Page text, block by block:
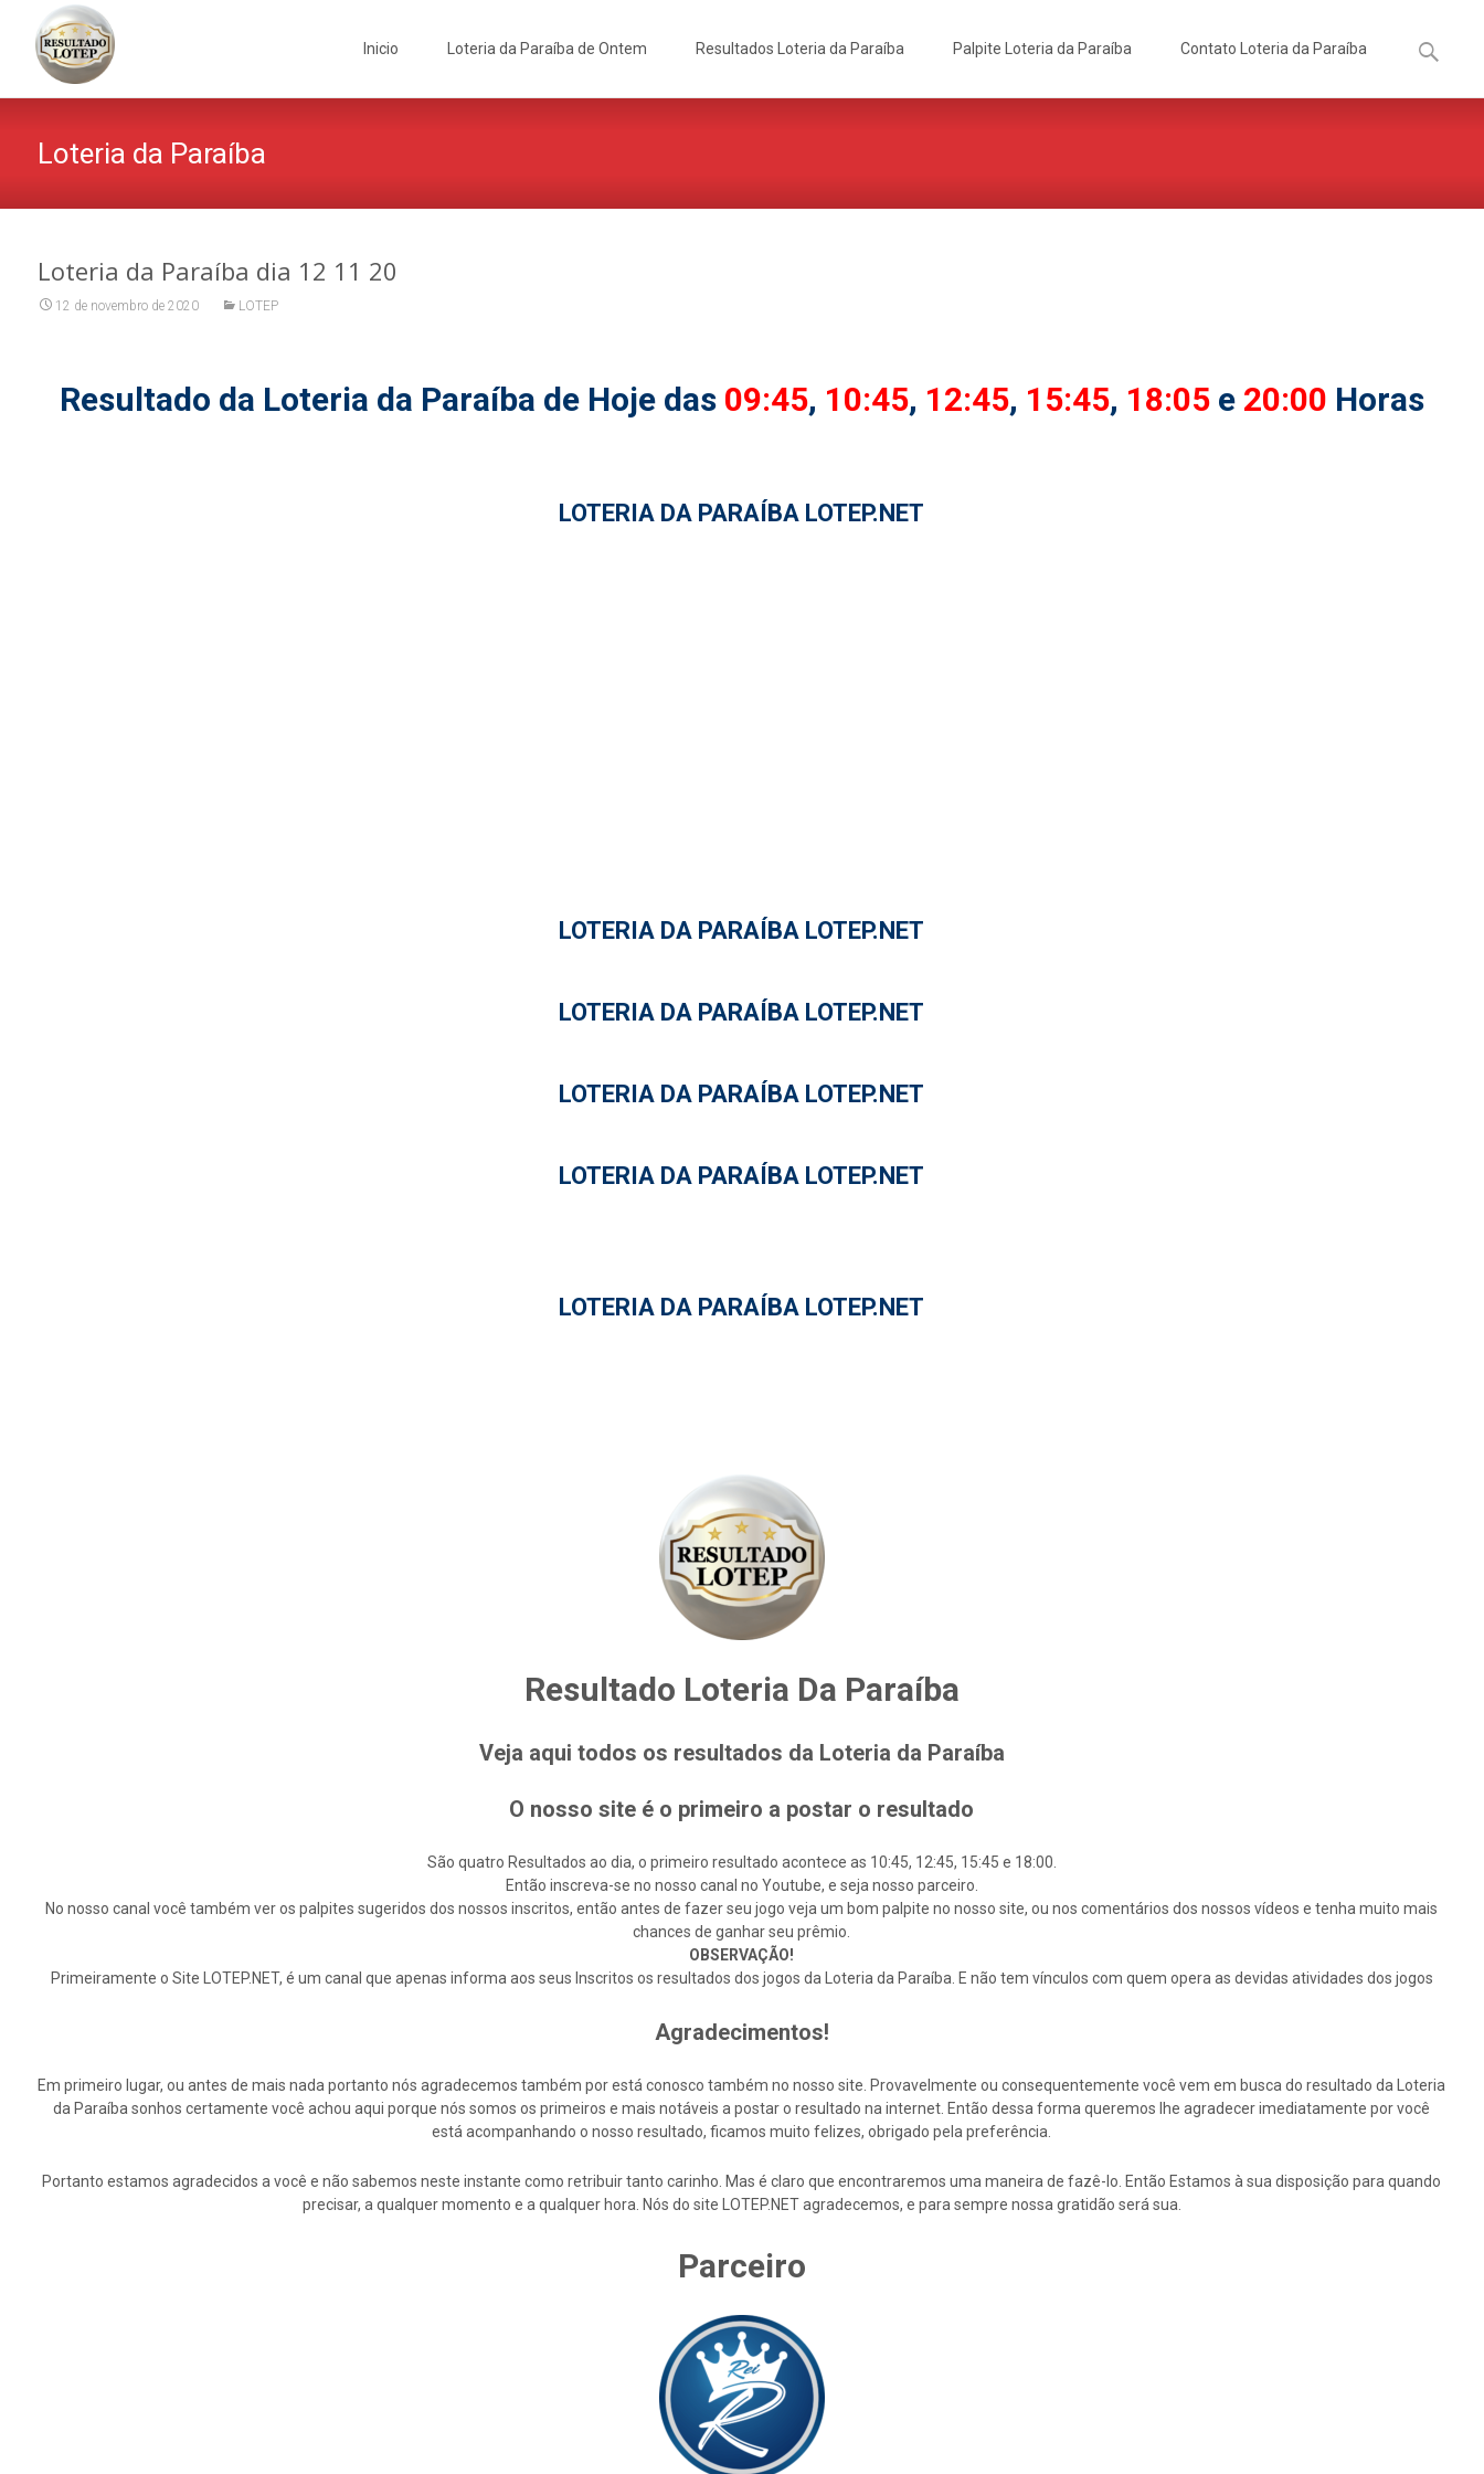
Inicio Loteria da Paraíba de Ontem Resultados Loteria da Paraíba Palpite Loteria da Paraíba Contato Loteria da Paraíba
por:
Loteria da Paraíba
Loteria da Paraíba dia 12 11 20
12 de novembro de 2020 LOTEP
Resultado da Loteria da Paraíba de Hoje das 09:45, 10:45, 12:45, 15:45, 18:05 e20:00 Horas
LOTERIA DA PARAÍBA LOTEP.NET
LOTERIA DA PARAÍBA LOTEP.NET
LOTERIA DA PARAÍBA LOTEP.NET
LOTERIA DA PARAÍBA LOTEP.NET
LOTERIA DA PARAÍBA LOTEP.NET
LOTERIA DA PARAÍBA LOTEP.NET
Resultado Loteria Da Paraíba
Veja aqui todos os resultados da Loteria da Paraíba
O nosso site é o primeiro a postar o resultado
São quatro Resultados ao dia, o primeiro resultado acontece as 10:45, 12:45, 15:45 e 18:00.
Então inscreva-se no nosso canal no Youtube, e seja nosso parceiro.
No nosso canal você também ver os palpites sugeridos dos nossos inscritos, então antes de fazer seu jogo veja um bom palpite no nosso site, ou nos comentários dos nossos vídeos e tenha muito mais
chances de ganhar seu prêmio.
OBSERVAÇÃO!
Primeiramente o Site LOTEP.NET, é um canal que apenas informa aos seus Inscritos os resultados dos jogos da Loteria da Paraíba. E não tem vínculos com quem opera as devidas atividades dos jogos
Agradecimentos!
Em primeiro lugar, ou antes de mais nada portanto nós agradecemos também por está conosco também no nosso site. Provavelmente ou consequentemente você vem em busca do resultado da Loteria
da Paraíba sonhos certamente você achou aqui porque nós somos os primeiros e mais notáveis a postar o resultado na internet. Então dessa forma queremos lhe agradecer imediatamente por você
está acompanhando o nosso resultado, ficamos muito felizes, obrigado pela preferência.
Portanto estamos agradecidos a você e não sabemos neste instante como retribuir tanto carinho. Mas é claro que encontraremos uma maneira de fazê-lo. Então Estamos à sua disposição para quando
precisar, a qualquer momento e a qualquer hora. Nós do site LOTEP.NET agradecemos, e para sempre nossa gratidão será sua.
Parceiro